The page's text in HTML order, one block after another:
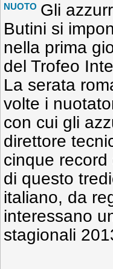
NUOTO Gli
Butini si
nella prima
del Trofeo
La serata
volte i
con cui gli
direttore
cinque
di questo
italiano, da
interessano
stagionali